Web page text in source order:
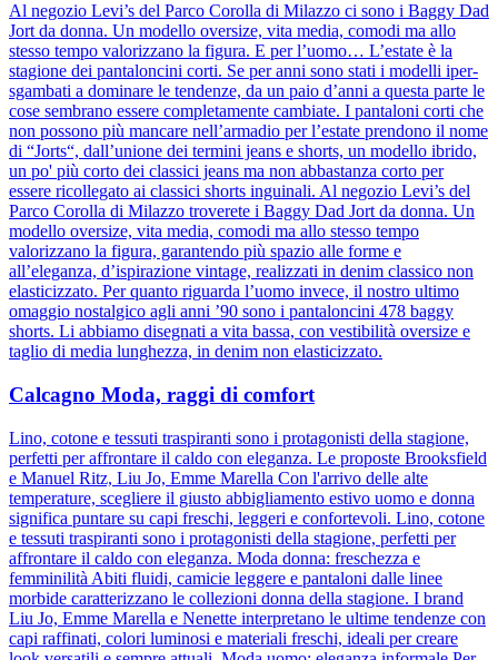
Al negozio Levi’s del Parco Corolla di Milazzo ci sono i Baggy Dad
Jort da donna. Un modello oversize, vita media, comodi ma allo
stesso tempo valorizzano la figura. E per l’uomo… L’estate è la
stagione dei pantaloncini corti. Se per anni sono stati i modelli iper-
sgambati a dominare le tendenze, da un paio d’anni a questa parte le
cose sembrano essere completamente cambiate. I pantaloni corti che
non possono più mancare nell’armadio per l’estate prendono il nome
di “Jorts“, dall’unione dei termini jeans e shorts, un modello ibrido,
un po' più corto dei classici jeans ma non abbastanza corto per
essere ricollegato ai classici shorts inguinali. Al negozio Levi’s del
Parco Corolla di Milazzo troverete i Baggy Dad Jort da donna. Un
modello oversize, vita media, comodi ma allo stesso tempo
valorizzano la figura, garantendo più spazio alle forme e
all’eleganza, d’ispirazione vintage, realizzati in denim classico non
elasticizzato. Per quanto riguarda l’uomo invece, il nostro ultimo
omaggio nostalgico agli anni ’90 sono i pantaloncini 478 baggy
shorts. Li abbiamo disegnati a vita bassa, con vestibilità oversize e
taglio di media lunghezza, in denim non elasticizzato.
Calcagno Moda, raggi di comfort
Lino, cotone e tessuti traspiranti sono i protagonisti della stagione,
perfetti per affrontare il caldo con eleganza. Le proposte Brooksfield
e Manuel Ritz, Liu Jo, Emme Marella Con l'arrivo delle alte
temperature, scegliere il giusto abbigliamento estivo uomo e donna
significa puntare su capi freschi, leggeri e confortevoli. Lino, cotone
e tessuti traspiranti sono i protagonisti della stagione, perfetti per
affrontare il caldo con eleganza. Moda donna: freschezza e
femminilità Abiti fluidi, camicie leggere e pantaloni dalle linee
morbide caratterizzano le collezioni donna della stagione. I brand
Liu Jo, Emme Marella e Nenette interpretano le ultime tendenze con
capi raffinati, colori luminosi e materiali freschi, ideali per creare